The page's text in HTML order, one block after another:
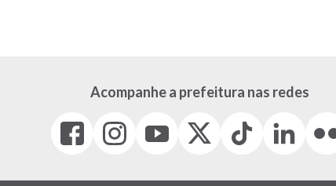
Acompanhe a prefeitura nas redes
Facebook
(link
em
Instagram
(link
em
(link
em
(Antigo
(link
Tiktok
(link
em
LinkedIn
(link
em
(link
em